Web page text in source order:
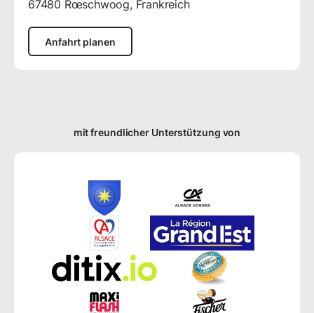
67480 Rœschwoog, Frankreich
Anfahrt planen
mit freundlicher Unterstützung von